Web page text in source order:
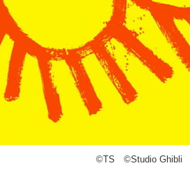
©TS ©Studio Ghibli